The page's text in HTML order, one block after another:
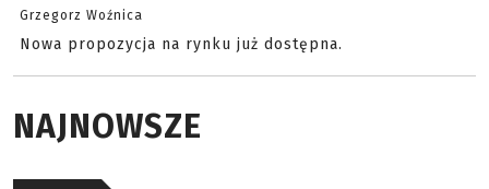
Grzegorz Woźnica
Nowa propozycja na rynku już dostępna.
NAJNOWSZE